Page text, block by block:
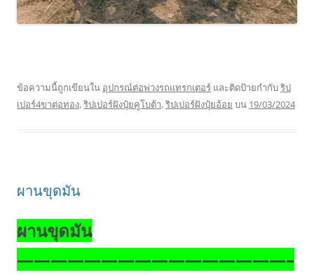
ข้อความนี้ถูกเขียนใน อุปกรณ์ต่อพ่วงรถแทรกเตอร์ และติดป้ายกำกับริป
เปอร์4ขาต่อทอง,ริปเปอร์ฝังปุ๋ยคูโบต้า,ริปเปอร์ฝังปุ๋ยอ้อย บน 19/03/2024
ผานขุดมัน
ผานขุดมัน
————————————————–